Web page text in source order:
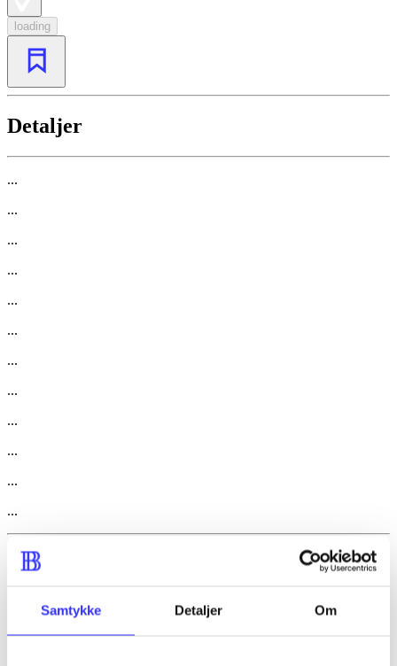
Samtykke Detaljer Om
loading
Detaljer
...
...
...
...
...
...
...
...
...
...
...
...
Beskrivelse
Magten og dens virkelighed, hvordan moderne rationalitet påvirker